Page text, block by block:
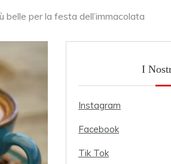
per la festa dell’immacolata
I
Instagram
Facebook
Tik Tok